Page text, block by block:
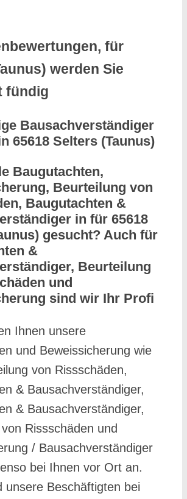
für
werden Sie
fündig
Bausachverständiger
65618 Selters (Taunus)
Baugutachten,
Beurteilung von
Baugutachten &
in für 65618
gesucht? Auch für
&
Beurteilung
und
sind wir Ihr Profi
Ihnen unsere
und Beweissicherung wie
von Rissschäden,
& Bausachverständiger,
& Bausachverständiger,
Rissschäden und
/ Bausachverständiger
bei Ihnen vor Ort an.
unsere Beschäftigten bei